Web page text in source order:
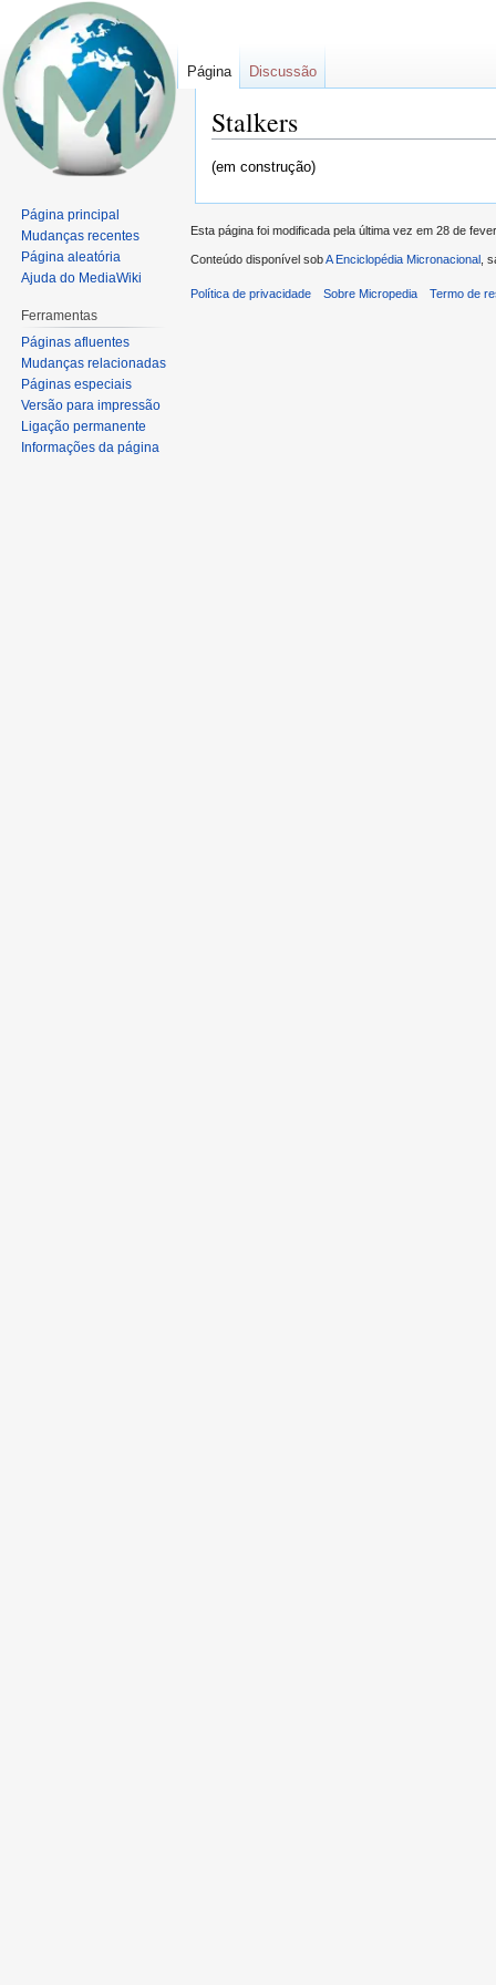
Stalkers
Ir
Ir
(em construção)
Página Discussão
Página principal
Mudanças recentes
Página aleatória
Ajuda do MediaWiki
Ferramentas
Páginas afluentes
Mudanças relacionadas
Páginas especiais
Versão para impressão
Ligação permanente
Informações da página
Esta página foi modificada pela última vez em 28 de
Conteúdo disponível sobA Enciclopédia Micronacional ,
Política de privacidade Sobre Micropedia Termo de